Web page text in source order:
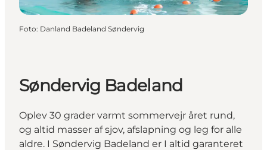
Foto: Danland Badeland Søndervig
Søndervig Badeland
Oplev 30 grader varmt sommervejr året rund,
og altid masser af sjov, afslapning og leg for alle
aldre. I Søndervig Badeland er I altid garanteret